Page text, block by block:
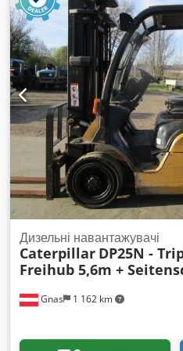
Макс. швидкість руху 16 км/год
61 м/хв Колісна база 1950 мм
розміри: Довжина
транспортна 1938 мм Висота
Довжина робоча 5047 мм
дахом 3415 мм Crodpfjy Szckox
для пального 110 л Моторна
система 9 л Бак змивної
колісний привід для
можливість роботи у дуже
автоматичне управління
зниження витрат пального, -
гарна оглядовість для
Для приватних осіб можлива
телефонувати для отримання
виготовлення:1998,
Обладнання:палетні вилки,
Gnas 1 162 km
Дизельні навантажувачі
Caterpillar DP25N -
Freihub 5,6m +